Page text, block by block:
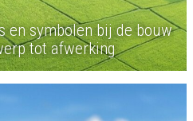
en symbolen bij de bouw
tot afwerking